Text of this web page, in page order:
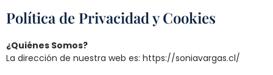
Política de Privacidad y Cookies
¿Quiénes Somos?
La dirección de nuestra web es: https://soniavargas.cl/